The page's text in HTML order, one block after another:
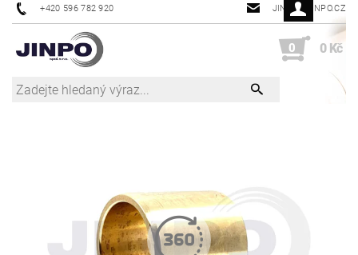
+420 596 782 920 JINPO@JINPO.CZ
0 0 Kč